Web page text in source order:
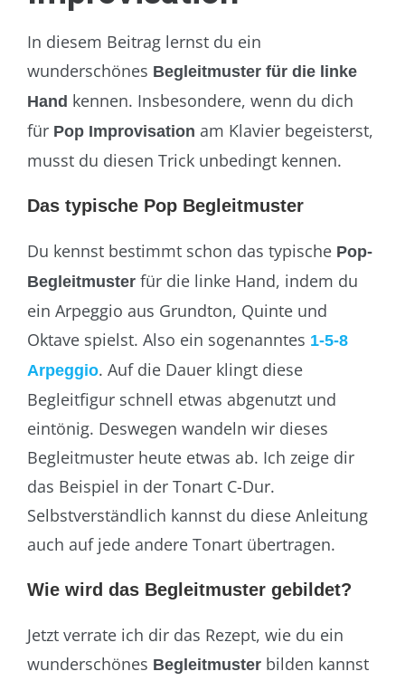
In diesem Beitrag lernst du ein
wunderschönes Begleitmuster für die linke
Hand kennen. Insbesondere, wenn du dich
für Pop Improvisation am Klavier begeisterst,
musst du diesen Trick unbedingt kennen.
Das typische Pop Begleitmuster
Du kennst bestimmt schon das typische Pop-
Begleitmuster für die linke Hand, indem du
ein Arpeggio aus Grundton, Quinte und
Oktave spielst. Also ein sogenanntes 1-5-8
Arpeggio. Auf die Dauer klingt diese
Begleitfigur schnell etwas abgenutzt und
eintönig. Deswegen wandeln wir dieses
Begleitmuster heute etwas ab. Ich zeige dir
das Beispiel in der Tonart C-Dur.
Selbstverständlich kannst du diese Anleitung
auch auf jede andere Tonart übertragen.
Wie wird das Begleitmuster gebildet?
Jetzt verrate ich dir das Rezept, wie du ein
wunderschönes Begleitmuster bilden kannst